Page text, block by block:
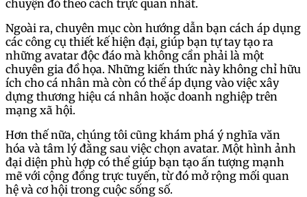
chuyện đó theo cách trực quan nhất.
Ngoài ra, chuyên mục còn hướng dẫn bạn cách áp dụng
các công cụ thiết kế hiện đại, giúp bạn tự tay tạo ra
những avatar độc đáo mà không cần phải là một
chuyên gia đồ họa. Những kiến thức này không chỉ hữu
ích cho cá nhân mà còn có thể áp dụng vào việc xây
dựng thương hiệu cá nhân hoặc doanh nghiệp trên
mạng xã hội.
Hơn thế nữa, chúng tôi cũng khám phá ý nghĩa văn
hóa và tâm lý đằng sau việc chọn avatar. Một hình ảnh
đại diện phù hợp có thể giúp bạn tạo ấn tượng mạnh
mẽ với cộng đồng trực tuyến, từ đó mở rộng mối quan
hệ và cơ hội trong cuộc sống số.